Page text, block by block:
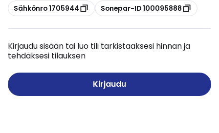
Kopioi
Sähkönro 1705944 Kopioi
Sonepar-ID 100095888
Kirjaudu sisään tai luo tili tarkistaaksesi hinnan ja
tehdäksesi tilauksen
Kirjaudu